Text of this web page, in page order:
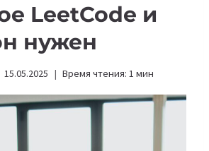
LeetCode и
нужен
15.05.2025 Время чтения: 1 мин